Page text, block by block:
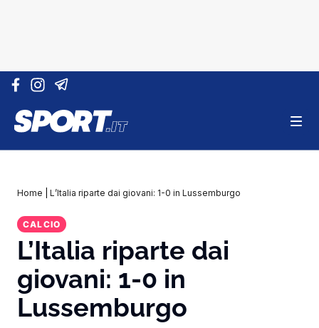
Vai al contenuto
Home L’Italia riparte dai giovani: 1-0 in Lussemburgo
CALCIO
L’Italia riparte dai
giovani: 1-0 in
Lussemburgo